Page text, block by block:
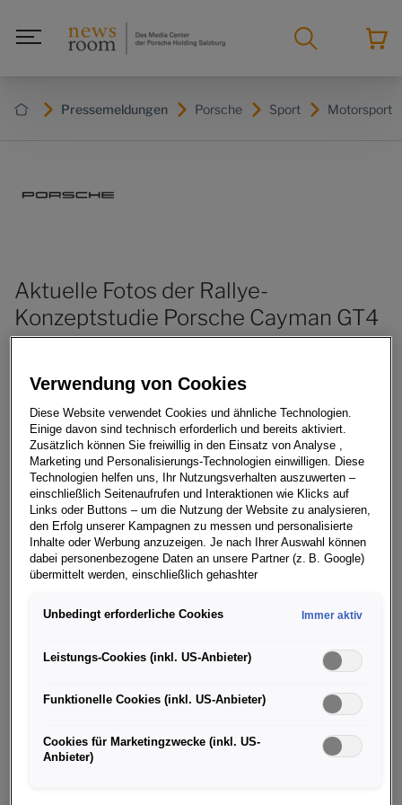
Pressemeldungen Porsche Sport Motorsport
Aktuelle Fotos der Rallye-
Konzeptstudie Porsche Cayman GT4
Clubsport
16. AUGUST 2018
Vorausfahrzeug bei der ADAC Rallye
Deutschland
Verwendung von Cookies
Diese Website verwendet Cookies und ähnliche Technologien.
Einige davon sind technisch erforderlich und bereits aktiviert.
Zusätzlich können Sie freiwillig in den Einsatz von Analyse ,
Marketing und Personalisierungs-Technologien einwilligen. Diese
Technologien helfen uns, Ihr Nutzungsverhalten auszuwerten –
einschließlich Seitenaufrufen und Interaktionen wie Klicks auf
Links oder Buttons – um die Nutzung der Website zu analysieren,
den Erfolg unserer Kampagnen zu messen und personalisierte
Inhalte oder Werbung anzuzeigen. Je nach Ihrer Auswahl können
dabei personenbezogene Daten an unsere Partner (z. B. Google)
übermittelt werden, einschließlich gehashter
(z. B. E Mail Adresse oder Telefonnummer).
Dienste der Google Ireland Ltd., die personenbezogene Daten an
die Google LLC in den USA weiterleiten kann. In den USA besteht
und eingeschränkte Rechtsschutzmöglichkeiten können nicht
von Standardvertragsklauseln der Europäischen Kommission.
Unbedingt erforderliche Cookies Immer aktiv
Leistungs-Cookies (inkl. US-Anbieter)
Funktionelle Cookies (inkl. US-Anbieter)
Cookies für Marketingzwecke (inkl. US-
Anbieter)